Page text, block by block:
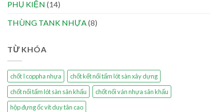
PHỤ KIỆN (14)
THÙNG TANK NHỰA (8)
TỪ KHÓA
chốt I coppha nhựa
chốt kết nối tấm lót sàn xây dựng
chốt nối tấm lót sàn sân khấu
chốt nối ván nhựa sân khấu
hộp đựng ốc vít duy tân cao